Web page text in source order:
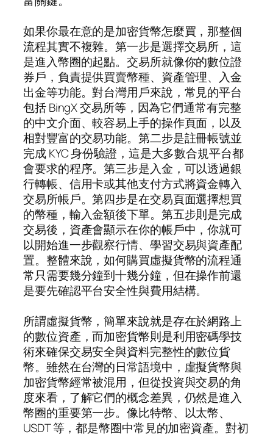
如果你最在意的是加密貨幣怎麼買，那整個
流程其實不複雜。第一步是選擇交易所，這
是進入幣圈的起點。交易所就像你的數位證
券戶，負責提供買賣幣種、資產管理、入金
出金等功能。對台灣用戶來說，常見的平台
包括 BingX 交易所等，因為它們通常有完整
的中文介面、較容易上手的操作頁面，以及
相對豐富的交易功能。第二步是註冊帳號並
完成 KYC 身份驗證，這是大多數合規平台都
會要求的程序。第三步是入金，可以透過銀
行轉帳、信用卡或其他支付方式將資金轉入
交易所帳戶。第四步是在交易頁面選擇想買
的幣種，輸入金額後下單。第五步則是完成
交易後，資產會顯示在你的帳戶中，你就可
以開始進一步觀察行情、學習交易與資產配
置。整體來說，如何購買虛擬貨幣的流程通
常只需要幾分鐘到十幾分鐘，但在操作前還
是要先確認平台安全性與費用結構。
所謂虛擬貨幣，簡單來說就是存在於網路上
的數位資產，而加密貨幣則是利用密碼學技
術來確保交易安全與資料完整性的數位貨
幣。雖然在台灣的日常語境中，虛擬貨幣與
加密貨幣經常被混用，但從投資與交易的角
度來看，了解它們的概念差異，仍然是進入
幣圈的重要第一步。像比特幣、以太幣、
USDT 等，都是幣圈中常見的加密資產。對初